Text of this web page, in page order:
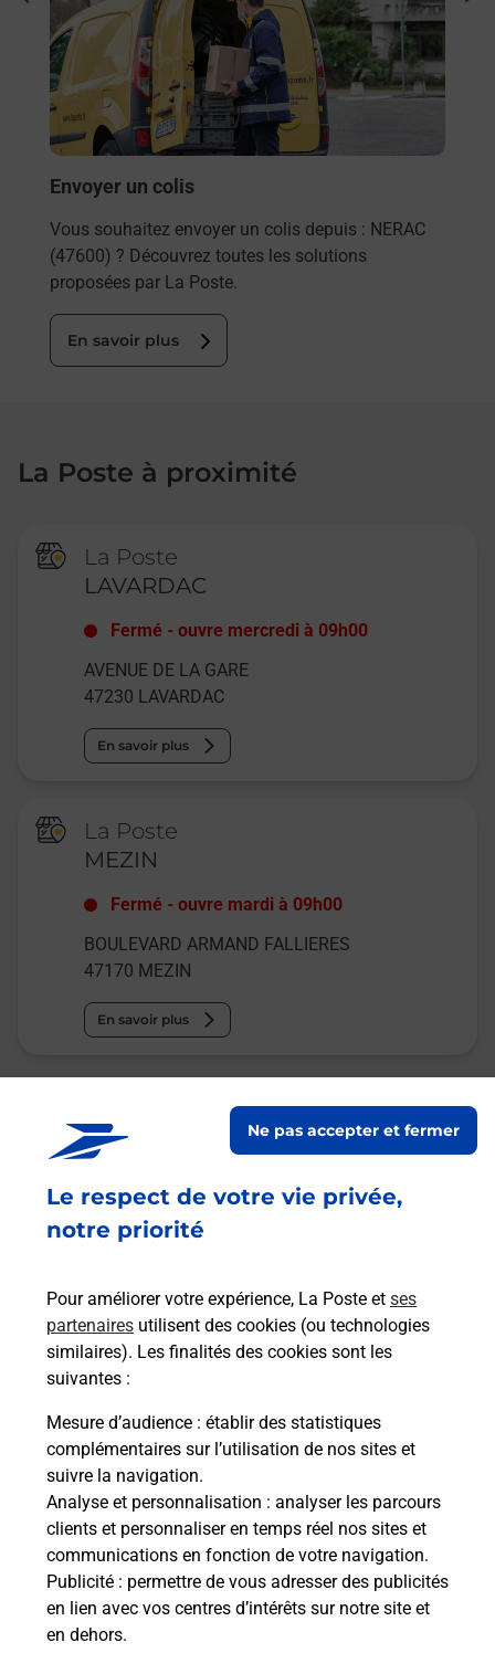
Le respect de votre vie privée,
notre priorité
Pour améliorer votre expérience, La Poste et ses
partenaires utilisent des cookies (ou technologies
similaires). Les finalités des cookies sont les
suivantes :
Mesure d’audience : établir des statistiques
complémentaires sur l’utilisation de nos sites et
suivre la navigation.
Analyse et personnalisation : analyser les parcours
clients et personnaliser en temps réel nos sites et
communications en fonction de votre navigation.
Publicité : permettre de vous adresser des publicités
en lien avec vos centres d’intérêts sur notre site et
en dehors.
Ne pas accepter et fermer
La
Envoyer un colis
Vous souhaitez envoyer un colis depuis : NERAC
(47600) ? Découvrez toutes les solutions
proposées par La Poste.
En savoir plus
La Poste à proximité
La Poste
LAVARDAC
Fermé -ouvre mercredi à 09h00
AVENUE DE LA GARE
47230 LAVARDAC
En savoir plus
La Poste
MEZIN
Fermé -ouvre mardi à 09h00
BOULEVARD ARMAND FALLIERES
47170 MEZIN
En savoir plus
La Poste
en ligne
Ouvert 24h/24
Recherchez un autre point de contact
Questions fréquemment posées
Quel réseau utilise La Poste Mobile ?
Est-ce que je peux garder mon